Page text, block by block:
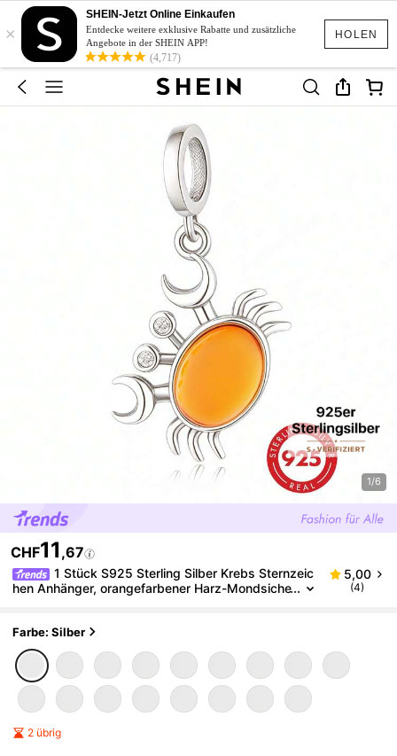
HOLEN
×
SHEIN-Jetzt Online Einkaufen
Entdecke weitere exklusive Rabatte und zusätzliche
Angebote in der SHEIN APP!
(4,717)
1/6
CHF11 ,67
1 Stück S925 Sterling Silber Krebs Sternzeic
hen Anhänger, orangefarbener Harz-Mondsiche
5,00
(4)
Farbe: Silber
2 übrig